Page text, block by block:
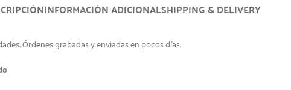
INFORMACIÓN ADICIONALSHIPPING & DELIVERY
Órdenes grabadas y enviadas en pocos días.